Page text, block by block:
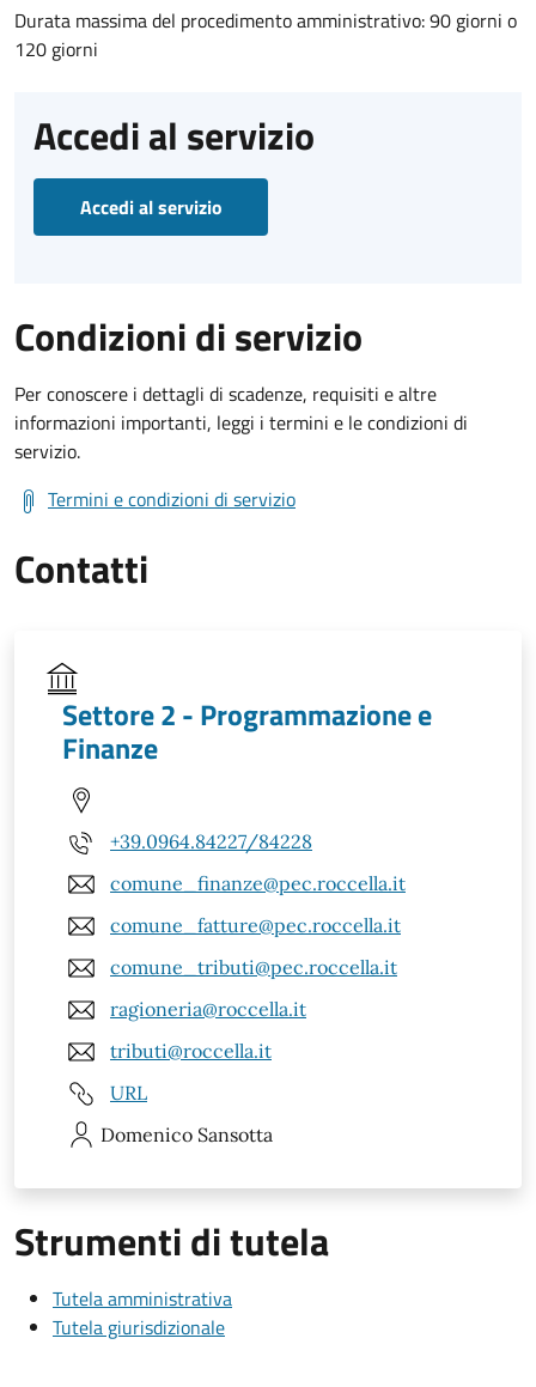
Durata massima del procedimento amministrativo: 90 giorni o
120 giorni
Accedi al servizio
Accedi al servizio
Condizioni di servizio
Per conoscere i dettagli di scadenze, requisiti e altre
informazioni importanti, leggi i termini e le condizioni di
servizio.
Termini e condizioni di servizio
Contatti
Settore 2 - Programmazione e
Finanze
+39.0964.84227/84228
comune_finanze@pec.roccella.it
comune_fatture@pec.roccella.it
comune_tributi@pec.roccella.it
ragioneria@roccella.it
tributi@roccella.it
URL
Domenico Sansotta
Strumenti di tutela
Tutela amministrativa
Tutela giurisdizionale